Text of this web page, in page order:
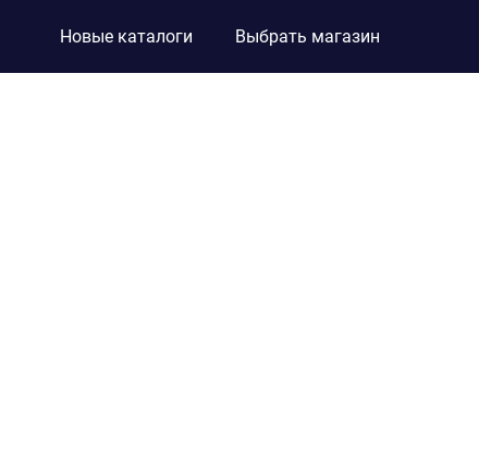
Новые каталоги Выбрать магазин